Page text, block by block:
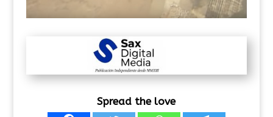
Spread the love